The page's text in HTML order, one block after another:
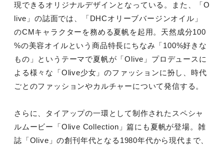
現できるオリジナルデザインとなっている。また、「O
live」の誌面では、「DHCオリーブバージンオイル」
のCMキャラクターを務める夏帆を起用。天然成分100
%の美容オイルという商品特長にちなみ「100%好きな
もの」というテーマで夏帆が「Olive」プロデュースに
よる様々な「Olive少女」のファッションに扮し、時代
ごとのファッションやカルチャーについて発信する。
さらに、タイアップの一環として制作されたスペシャ
ルムービー「Olive Collection」篇にも夏帆が登場。雑
誌「Olive」の創刊年代となる1980年代から現代まで、